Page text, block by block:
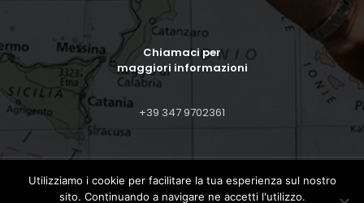
Chiamaci per
maggiori informazioni
+39 347 9702361
2026 all Rights Reserved | design byLeFucine
Utilizziamo i cookie per facilitare la tua esperienza sul nostro
sito. Continuando a navigare ne accetti l'utilizzo.